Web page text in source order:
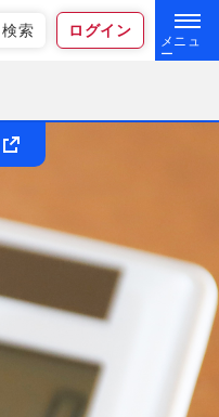
検索 ログイン